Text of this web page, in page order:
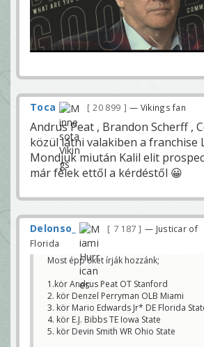
Toca 20 899 — Vikings fan
Andrus Peat , Brandon Scherff ,
közül látni valakiben a franchise
Mondjuk miután Kalil elit
már félek ettől a kérdéstől 😀
Delonso_ 7 187
— Justicar of
Florida
Most épp őket írják hozzánk;
1.kör Andrus Peat OT Stanford
2. kör Denzel Perryman OLB Miami
3. kör Mario Edwards Jr* DE Florida
4. kör E.J. Bibbs TE Iowa State
5. kör Devin Smith WR Ohio State